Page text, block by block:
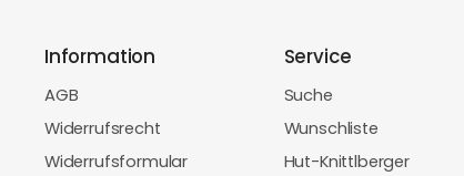
Information
AGB
Widerrufsrecht
Widerrufsformular
Service
Suche
Wunschliste
Hut-Knittlberger